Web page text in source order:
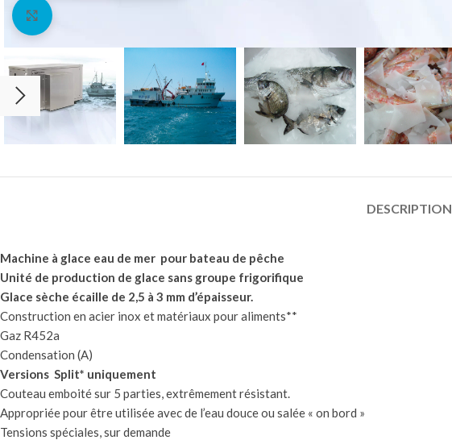
DESCRIPTION
Machine à glace eau de mer pour bateau de pêche
Unité de production de glace sans groupe frigorifique
Glace sèche écaille de 2,5 à 3 mm d’épaisseur.
Construction en acier inox et matériaux pour aliments**
Gaz R452a
Condensation (A)
Versions Split* uniquement
Couteau emboité sur 5 parties, extrêmement résistant.
Appropriée pour être utilisée avec de l’eau douce ou salée « on bord »
Tensions spéciales, sur demande